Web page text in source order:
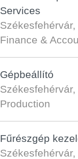
Services
Finance &
Gépbeállító
Production
Fűrészgép